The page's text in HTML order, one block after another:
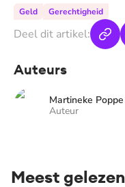
Geld Gerechtigheid
Deel dit artikel:
Auteurs
Martineke Poppe
Auteur
Meest gelezen